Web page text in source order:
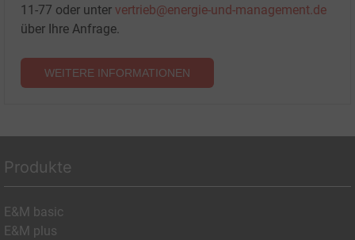
11-77 oder unter vertrieb@energie-und-management.de
über Ihre Anfrage.
WEITERE INFORMATIONEN
Produkte
E&M basic
E&M plus